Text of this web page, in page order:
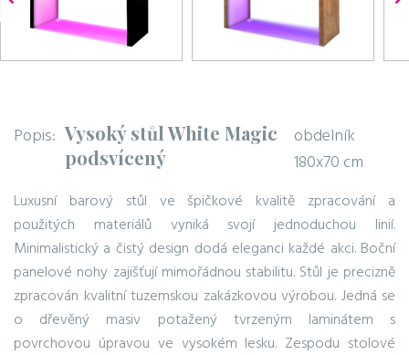
Popis: Vysoký stůl White Magic
podsvícený
obdelník
180x70 cm
Luxusní barový stůl ve špičkové kvalitě zpracování a
použitých materiálů vyniká svojí jednoduchou linií.
Minimalistický a čistý design dodá eleganci každé akci. Boční
panelové nohy zajišťují mimořádnou stabilitu. Stůl je precizně
zpracován kvalitní tuzemskou zakázkovou výrobou. Jedná se
o dřevěný masiv potažený tvrzeným laminátem s
povrchovou úpravou ve vysokém lesku. Zespodu stolové